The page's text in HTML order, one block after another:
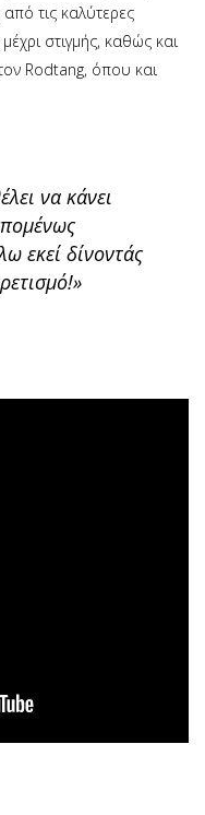
τις καλύτερες
στιγμής, καθώς και
Rodtang, όπου και
να κάνει
εκεί δίνοντάς